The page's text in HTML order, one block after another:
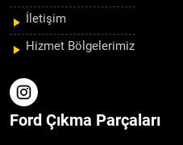
İletişim
Hizmet Bölgelerimiz
Ford Çıkma Parçaları